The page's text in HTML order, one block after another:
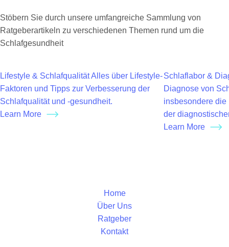
Stöbern Sie durch unsere umfangreiche Sammlung von
Ratgeberartikeln zu verschiedenen Themen rund um die
Schlafgesundheit
Lifestyle & SchlafqualitätAlles über Lifestyle-
Faktoren und Tipps zur Verbesserung der
Schlafqualität und -gesundheit.
Learn More
Schlaflabor &
Diagnose von
insbesondere
der
Learn More
Home
Über Uns
Ratgeber
Kontakt